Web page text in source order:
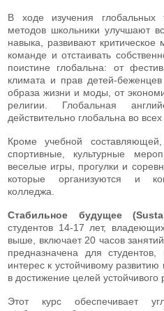
В ходе изучения глобальных
методов школьники улучшают
навыка, развивают
команде и отстаивать
поистине глобальна: от
климата и прав детей-
образа жизни и моды, от
религии. Глобальная
действительно глобальна во
Кроме учебной
спортивные, культурные
веселые игры, прогулки и
которые организуются и
колледжа.
Стабильное будущее
студентов 14-17 лет,
выше, включает 20 часов
предназначена для
интерес к устойчивому
в достижение целей устойчивого
Этот курс обеспечивает